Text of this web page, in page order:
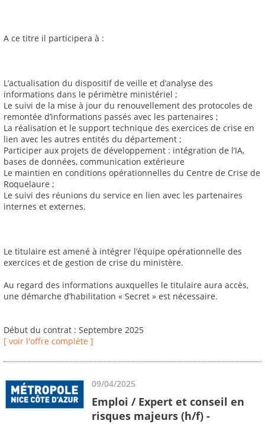
A ce titre il participera à :
L’actualisation du dispositif de veille et d’analyse des
informations dans le périmètre ministériel ;
Le suivi de la mise à jour du renouvellement des protocoles de
remontée d’informations passés avec les partenaires ;
La réalisation et le support technique des exercices de crise en
lien avec les autres entités du département ;
Participer aux projets de développement : intégration de l’IA,
bases de données, communication extérieure
Le maintien en conditions opérationnelles du Centre de Crise de
Roquelaure ;
Le suivi des réunions du service en lien avec les partenaires
internes et externes.
Le titulaire est amené à intégrer l’équipe opérationnelle des
exercices et de gestion de crise du ministère.
Au regard des informations auxquelles le titulaire aura accès,
une démarche d’habilitation « Secret » est nécessaire.
Début du contrat : Septembre 2025
[ voir l'offre complète ]
09/04/2025
Emploi / Expert et conseil en
risques majeurs (h/f) -